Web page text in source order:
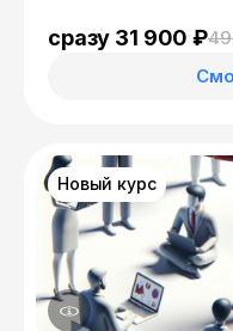
сразу 31 900 ₽
Новый курс